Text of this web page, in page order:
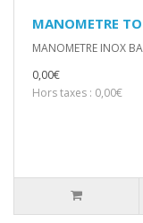
MANOMETRE
MANOMETRE INOX
0,00€
Hors taxes : 0,00€